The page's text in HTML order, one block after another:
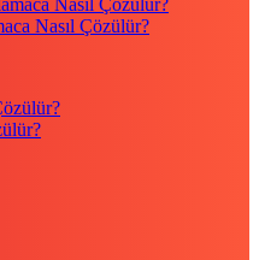
Nasıl Çözülür?